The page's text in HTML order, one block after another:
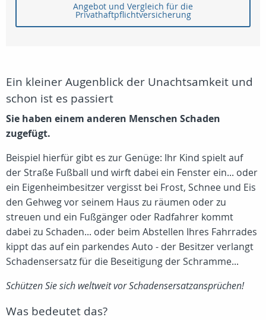
Angebot und Vergleich für die
Privathaftpflichtversicherung
Ein kleiner Augenblick der Unachtsamkeit und
schon ist es passiert
Sie haben einem anderen Menschen Schaden
zugefügt.
Beispiel hierfür gibt es zur Genüge: Ihr Kind spielt auf
der Straße Fußball und wirft dabei ein Fenster ein... oder
ein Eigenheimbesitzer vergisst bei Frost, Schnee und Eis
den Gehweg vor seinem Haus zu räumen oder zu
streuen und ein Fußgänger oder Radfahrer kommt
dabei zu Schaden... oder beim Abstellen Ihres Fahrrades
kippt das auf ein parkendes Auto - der Besitzer verlangt
Schadensersatz für die Beseitigung der Schramme...
Schützen Sie sich weltweit vor Schadensersatzansprüchen!
Was bedeutet das?